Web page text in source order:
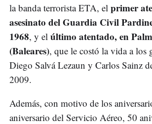
la banda terrorista ETA, el primer
asesinato del Guardia Civil
1968, y el último atentado, en
(Baleares), que le costó la vida a los
Diego Salvá Lezaun y Carlos Sainz
2009.
Además, con motivo de los
aniversario del Servicio Aéreo, 50